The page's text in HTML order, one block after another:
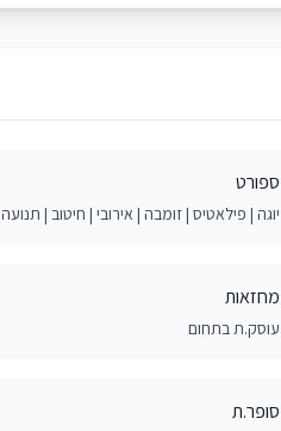
ספורט
יוגה | פילאטיס | זומבה | אירובי | חיטוב | תנועה
מחזאות
עוסק.ת בתחום
סופר.ת